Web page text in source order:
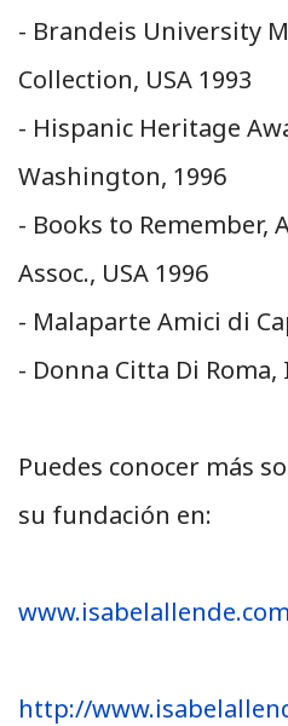
- Brandeis University
Collection, USA 1993
- Hispanic Heritage
Washington, 1996
- Books to Remember,
Assoc., USA 1996
- Malaparte Amici di
- Donna Citta Di Roma,
Puedes conocer más
su fundación en:
www.isabelallende.com
http://